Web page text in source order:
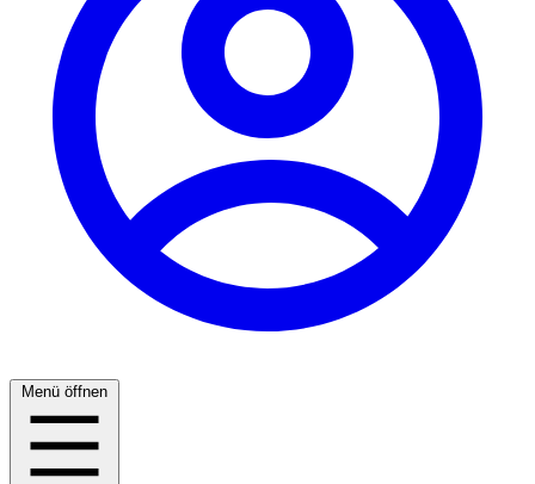
Menü öffnen